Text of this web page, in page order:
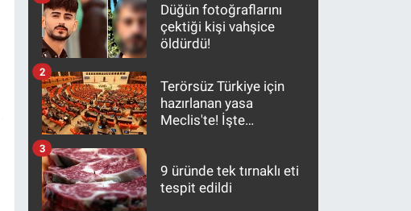
Düğün fotoğraflarını
çektiği kişi vahşice
öldürdü!
Terörsüz Türkiye için
hazırlanan yasa
Meclis'te! İşte
2
9 üründe tek tırnaklı eti
tespit edildi
3